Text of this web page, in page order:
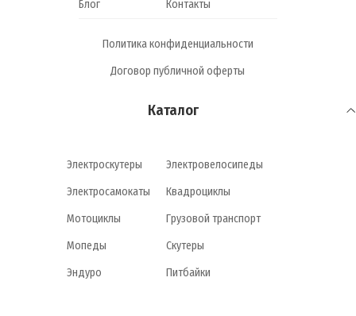
Блог
Контакты
Политика конфиденциальности
Договор публичной оферты
Каталог
Электроскутеры
Электросамокаты
Мотоциклы
Мопеды
Эндуро
Электровелосипеды
Квадроциклы
Грузовой транспорт
Скутеры
Питбайки